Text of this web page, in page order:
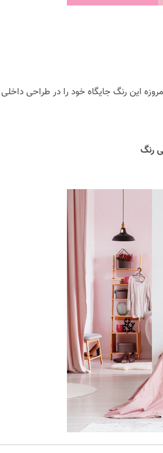
این رنگ جایگاه خود را در طراحی داخلی
رنگ